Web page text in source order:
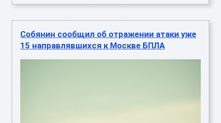
Собянин сообщил об отражении атаки уже
15 направлявшихся к Москве БПЛА